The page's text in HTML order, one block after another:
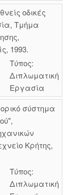
οδικές
Τμήμα
1993.
Τύπος:
Διπλωματική
Εργασία
σύστημα
Κρήτης,
Τύπος:
Διπλωματική